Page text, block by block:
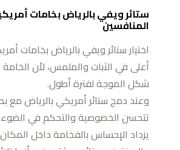
ستائر ويفي بالرياض بخامات
المنافسين
اختيار ستائر ويفي بالرياض بخامات
أعلى في الثبات والملمس، لأن
شكل الموجة لفترة أطول.
وعند دمج ستائر أمريكي بالرياض مع
تتحسن الخصوصية والتحكم في
يزداد الإحساس بالفخامة داخل